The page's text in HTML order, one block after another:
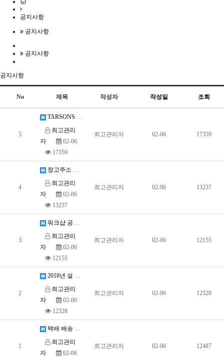
공지사항
공지사항
공지사항
공지사항
No 제목 작성자 작성일 조회
5
TARSONS 코리아 입니다.
최고관리
자
02-06
17359
최고관리자 02-06 17359
4
창고주소 관련 공지사항입니다.
최고관리
자
02-06
13237
최고관리자 02-06 13237
3
워크샵 공지입니다.
최고관리
자
02-06
12155
최고관리자 02-06 12155
2
2018년 설 휴무 공지입니다.
최고관리
자
02-06
12328
최고관리자 02-06 12328
1
택배 배송 공지입니다.
최고관리
자
02-06
최고관리자 02-06 12487